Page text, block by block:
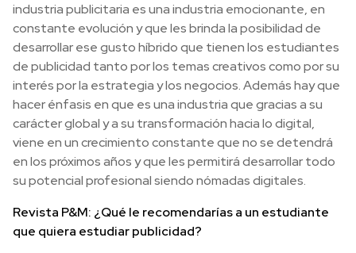
industria publicitaria es una industria emocionante, en
constante evolución y que les brinda la posibilidad de
desarrollar ese gusto híbrido que tienen los estudiantes
de publicidad tanto por los temas creativos como por su
interés por la estrategia y los negocios. Además hay que
hacer énfasis en que es una industria que gracias a su
carácter global y a su transformación hacia lo digital,
viene en un crecimiento constante que no se detendrá
en los próximos años y que les permitirá desarrollar todo
su potencial profesional siendo nómadas digitales.
Revista P&M: ¿Qué le recomendarías a un estudiante
que quiera estudiar publicidad?